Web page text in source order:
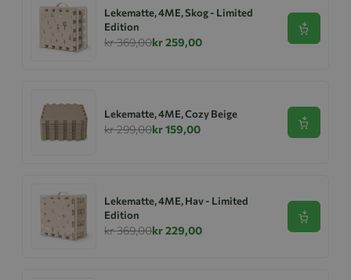
Lekematte, 4ME, Skog - Limited
Edition
kr 369,00kr 259,00
Se
Lekematte, 4ME, Cozy Beige
kr 299,00kr 159,00 Se
Lekematte, 4ME, Hav - Limited
Edition
kr 369,00kr 229,00
Se